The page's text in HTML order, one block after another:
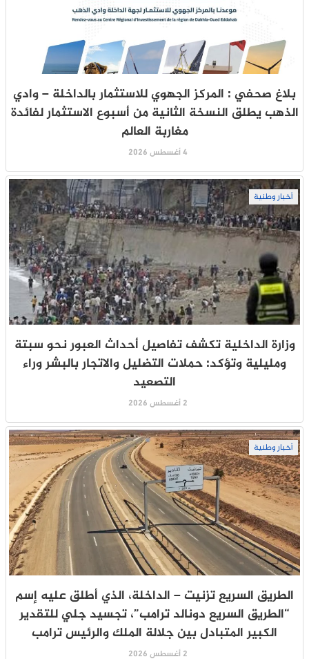
بلاغ صحفي : المركز الجهوي للاستثمار بالداخلة – وادي
الذهب يطلق النسخة الثانية من أسبوع الاستثمار لفائدة
مغاربة العالم
4 أغسطس 2026
أخبار وطنية
وزارة الداخلية تكشف تفاصيل أحداث العبور نحو سبتة
ومليلية وتؤكد: حملات التضليل والاتجار بالبشر وراء
التصعيد
2 أغسطس 2026
أخبار وطنية
الطريق السريع تزنيت – الداخلة، الذي أطلق عليه إسم
“الطريق السريع دونالد ترامب”، تجسيد جلي للتقدير
الكبير المتبادل بين جلالة الملك والرئيس ترامب
2 أغسطس 2026